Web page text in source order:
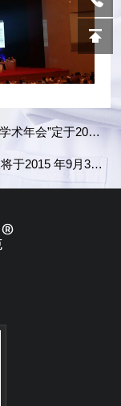
山友医疗在5D17展位期待您的光临！
友医疗在A54展位期待您的光临！